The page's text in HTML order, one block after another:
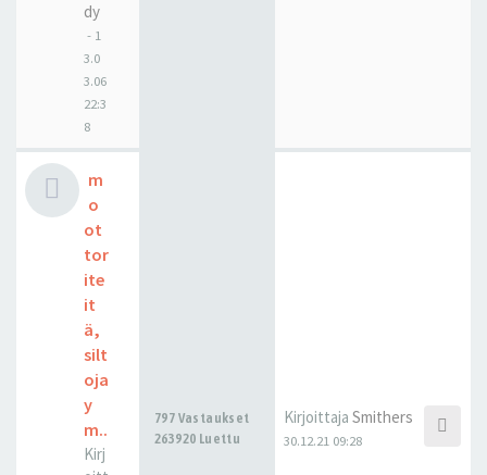
dy
- 1
3.0
3.06
22:3
8
m
o
ot
tor
ite
it
ä,
silt
oja
y
m..
Kirj
797 Vastaukset
263920 Luettu
Kirjoittaja Smithers
30.12.21 09:28